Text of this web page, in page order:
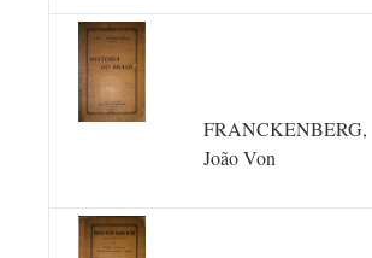
FRANCKENBERG,
João Von